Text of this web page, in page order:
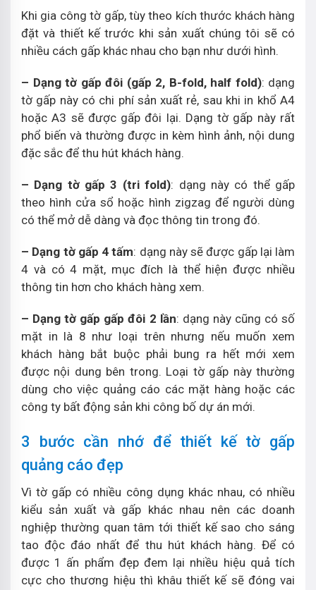
Khi gia công tờ gấp, tùy theo kích thước khách hàng
đặt và thiết kế trước khi sản xuất chúng tôi sẽ có
nhiều cách gấp khác nhau cho bạn như dưới hình.
– Dạng tờ gấp đôi (gấp 2, B-fold, half fold): dạng
tờ gấp này có chi phí sản xuất rẻ, sau khi in khổ A4
hoặc A3 sẽ được gấp đôi lại. Dạng tờ gấp này rất
phổ biến và thường được in kèm hình ảnh, nội dung
đặc sắc để thu hút khách hàng.
– Dạng tờ gấp 3 (tri fold): dạng này có thể gấp
theo hình cửa sổ hoặc hình zigzag để người dùng
có thể mở dễ dàng và đọc thông tin trong đó.
– Dạng tờ gấp 4 tấm: dạng này sẽ được gấp lại làm
4 và có 4 mặt, mục đích là thể hiện được nhiều
thông tin hơn cho khách hàng xem.
– Dạng tờ gấp gấp đôi 2 lần: dạng này cũng có số
mặt in là 8 như loại trên nhưng nếu muốn xem
khách hàng bắt buộc phải bung ra hết mới xem
được nội dung bên trong. Loại tờ gấp này thường
dùng cho việc quảng cáo các mặt hàng hoặc các
công ty bất động sản khi công bố dự án mới.
3 bước cần nhớ để thiết kế tờ gấp
quảng cáo đẹp
Vì tờ gấp có nhiều công dụng khác nhau, có nhiều
kiểu sản xuất và gấp khác nhau nên các doanh
nghiệp thường quan tâm tới thiết kế sao cho sáng
tao độc đáo nhất để thu hút khách hàng. Để có
được 1 ấn phẩm đẹp đem lại nhiều hiệu quả tích
cực cho thương hiệu thì khâu thiết kế sẽ đóng vai